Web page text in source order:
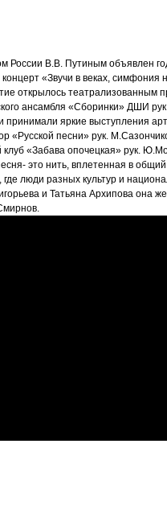
России В.В. Путиным объявлен
«Звучи в веках, симфония
открылось театрализованным
ансамбля «Сборинки» ДШИ
принимали яркие выступления
«Русской песни» рук.
«Забава опочецкая» рук.
это нить, вплетенная в
где люди разных культур и
и Татьяна Архипова она